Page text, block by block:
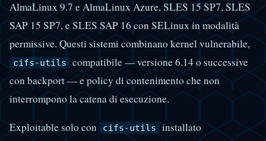
AlmaLinux 9.7 e AlmaLinux Azure, SLES 15 SP7, SLES
SAP 15 SP7, e SLES SAP 16 con SELinux in modalità
permissive. Questi sistemi combinano kernel vulnerabile,
cifs-utils compatibile — versione 6.14 o successive
con backport — e policy di contenimento che non
interrompono la catena di esecuzione.
Exploitable solo con cifs-utils installato